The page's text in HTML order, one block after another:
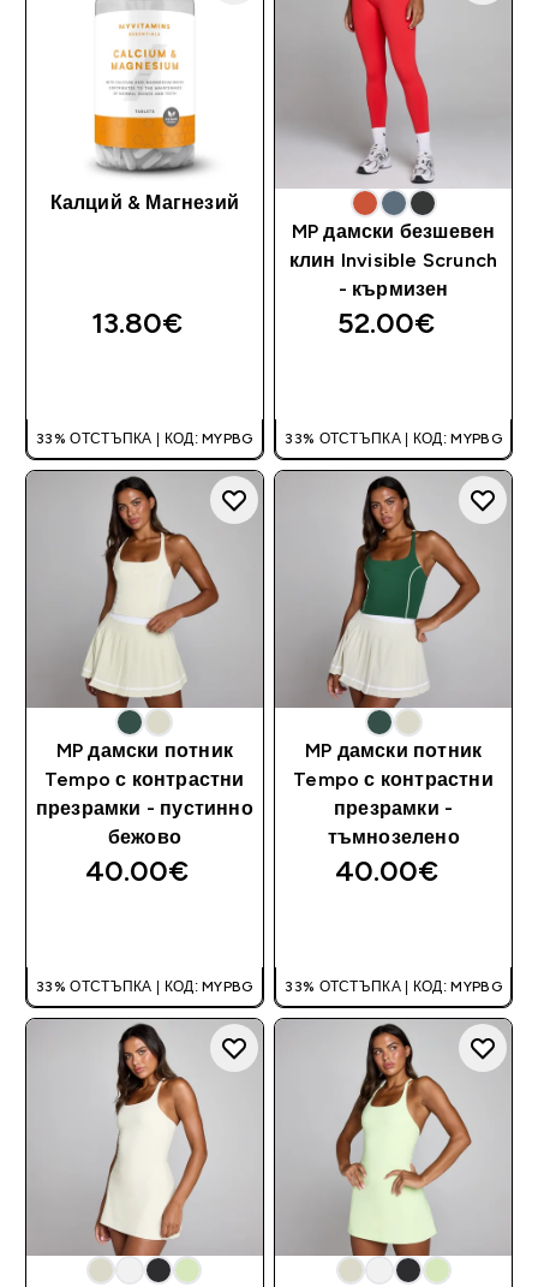
Калций & Магнезий
13.80€‎
33% ОТСТЪПКА | КОД: MYPBG
MP дамски безшевен
клин Invisible Scrunch
- кърмизен
52.00€‎
33% ОТСТЪПКА | КОД: MYPBG
MP дамски потник
Tempo с контрастни
презрамки - пустинно
бежово
40.00€‎
33% ОТСТЪПКА | КОД: MYPBG
MP дамски потник
Tempo с контрастни
презрамки -
тъмнозелено
40.00€‎
33% ОТСТЪПКА | КОД: MYPBG